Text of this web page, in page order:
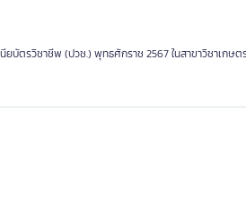
ยบัตรวิชาชีพ (ปวช.) พุทธศักราช 2567 ในสาขาวิชาเกษ